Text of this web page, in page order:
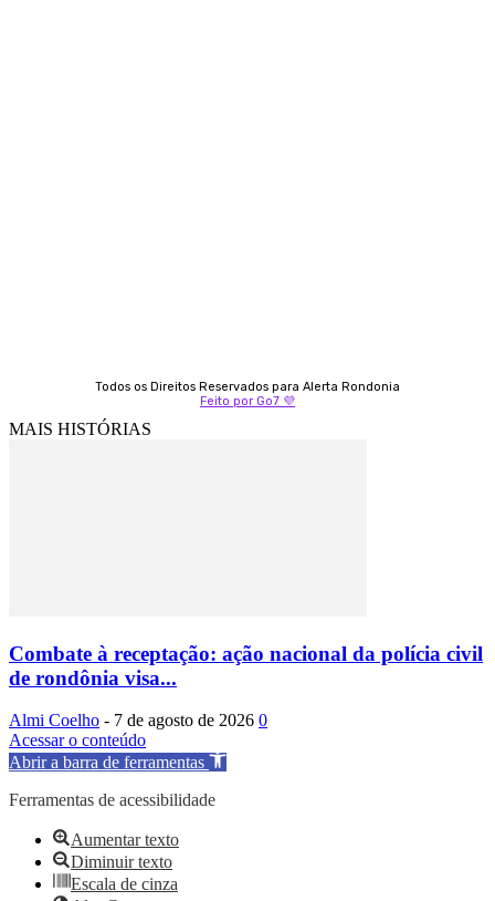
Todos os Direitos Reservados para Alerta Rondonia
Feito por Go7 💜
MAIS HISTÓRIAS
Combate à receptação: ação nacional da polícia civil
de rondônia visa...
Almi Coelho - 7 de agosto de 2026 0
Acessar o conteúdo
Abrir a barra de ferramentas
Ferramentas de acessibilidade
Aumentar texto
Diminuir texto
Escala de cinza